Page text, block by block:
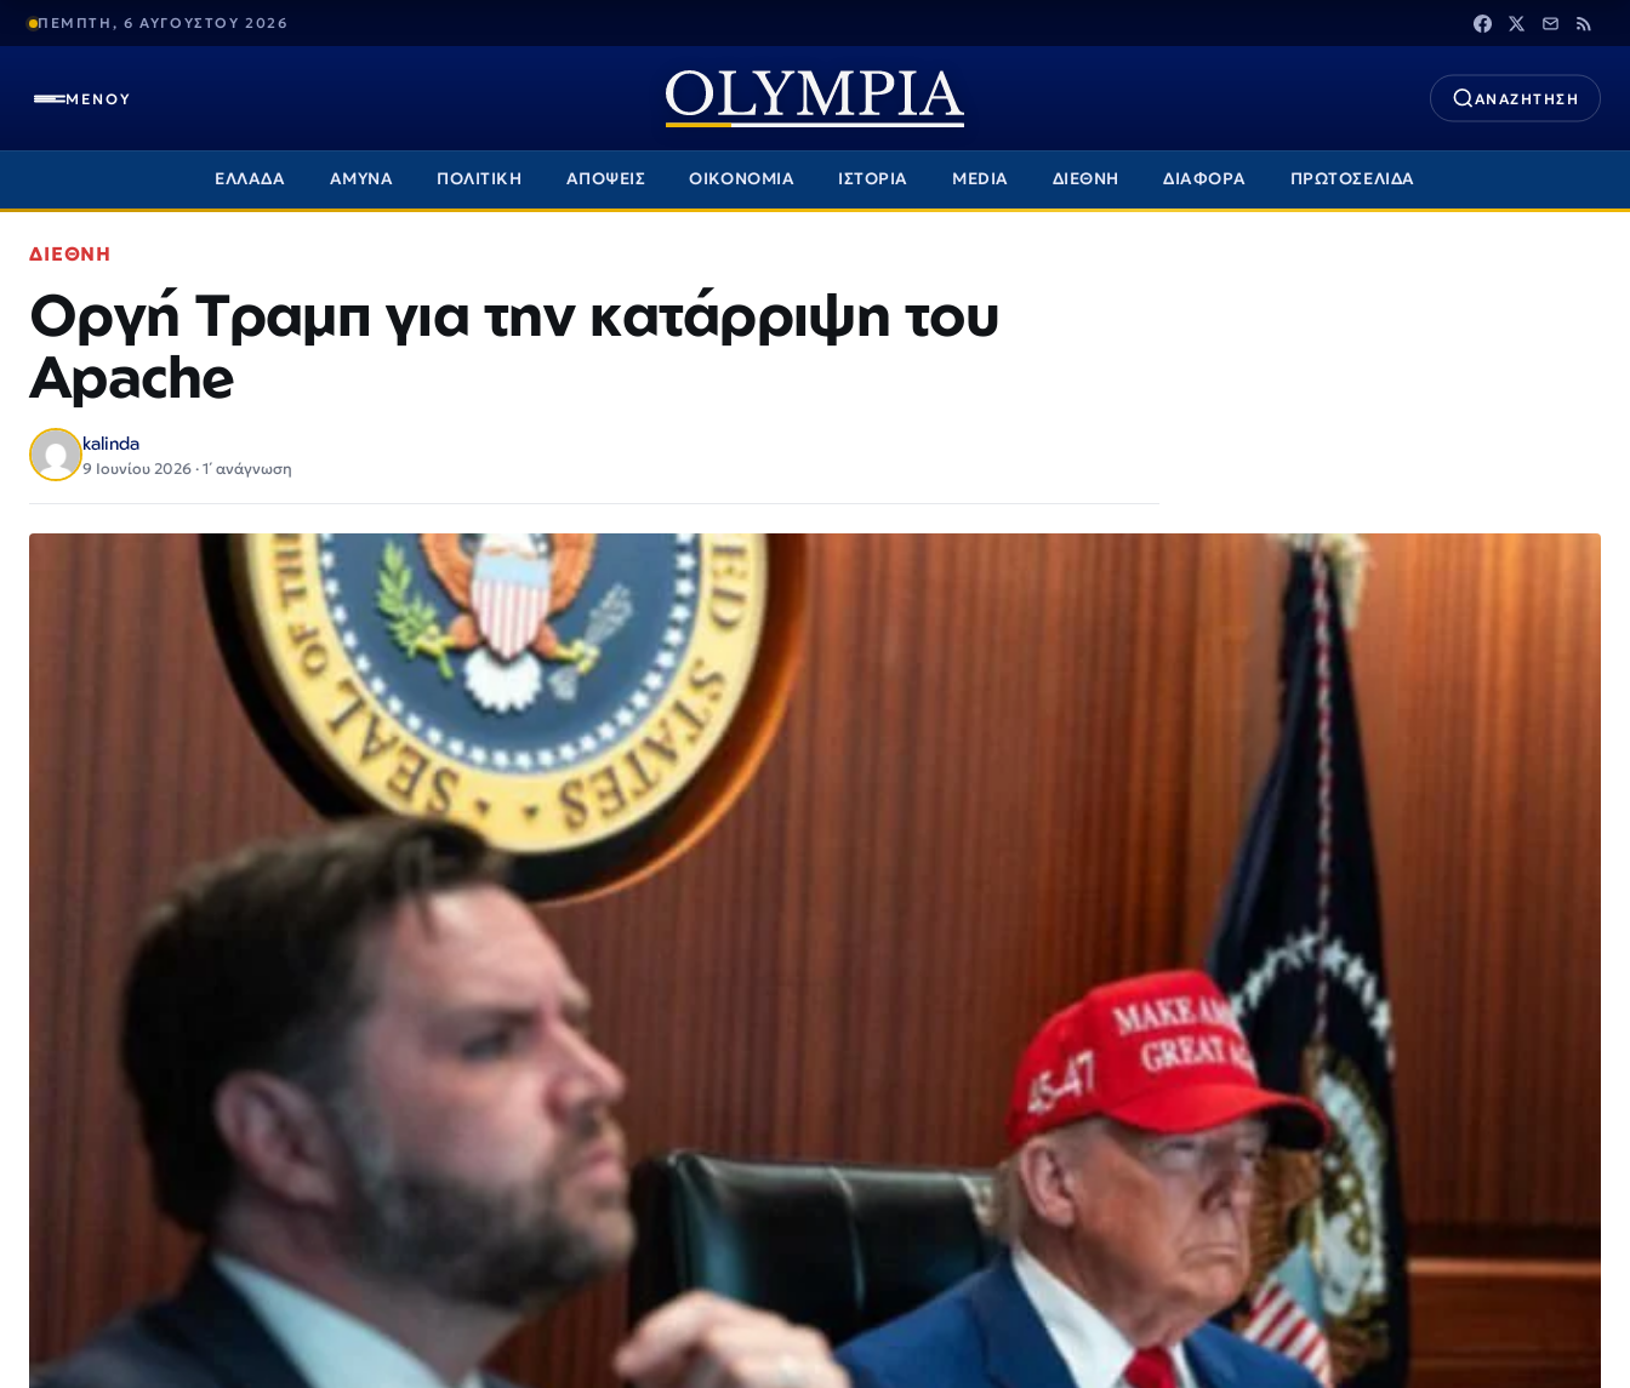
ΠΕΜΠΤΗ, 6 ΑΥΓΟΥΣΤΟΥ 2026
ΜΕΝΟΥ ΑΝΑΖΗΤΗΣΗ
ΕΛΛΑΔΑ ΑΜΥΝΑ ΠΟΛΙΤΙΚΗ ΑΠΟΨΕΙΣ ΟΙΚΟΝΟΜΙΑ ΙΣΤΟΡΙΑ MEDIA ΔΙΕΘΝΗ ΔΙΑΦΟΡΑ ΠΡΩΤΟΣΕΛΙΔΑ
ΔΙΕΘΝΗ
Οργή Τραμπ για την κατάρριψη του
Apache
kalinda
9 Ιουνίου 2026 · 1΄ ανάγνωση